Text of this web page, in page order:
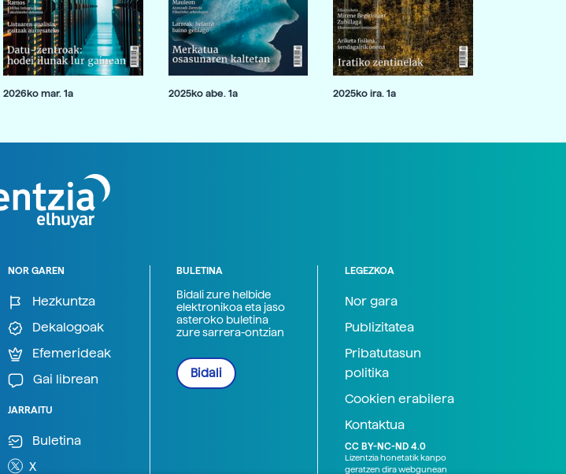
2026ko mar. 1a 2025ko abe. 1a 2025ko ira. 1a
NOR GAREN
Hezkuntza
Dekalogoak
Efemerideak
Gai librean
JARRAITU
Buletina
X
BULETINA
Bidali zure helbide
elektronikoa eta jaso
asteroko buletina
zure sarrera-ontzian
Bidali
LEGEZKOA
Nor gara
Publizitatea
Pribatutasun
politika
Cookien erabilera
Kontaktua
CC BY-NC-ND 4.0
Lizentzia honetatik kanpo
geratzen dira webgunean